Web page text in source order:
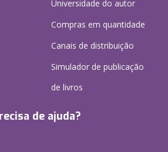
Universidade do autor
Compras em quantidade
Canais de distribuição
Simulador de publicação
de livros
de ajuda?